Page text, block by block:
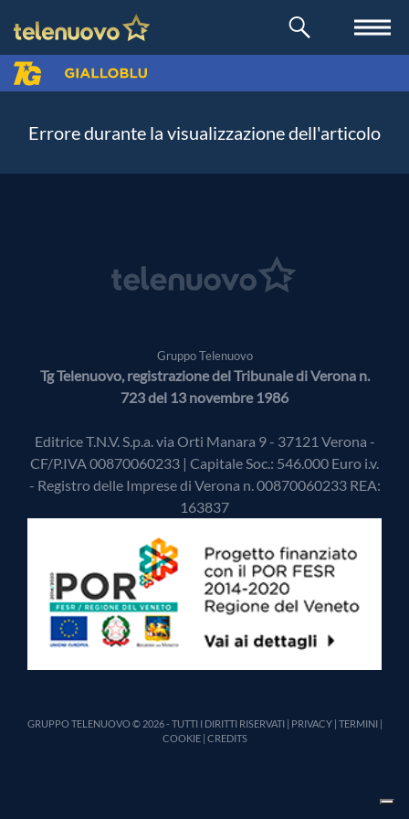
Errore durante la visualizzazione dell'articolo
Gruppo Telenuovo
Tg Telenuovo, registrazione del Tribunale di Verona n.
723 del 13 novembre 1986
Editrice T.N.V. S.p.a. via Orti Manara 9 - 37121 Verona -
CF/P.IVA 00870060233 | Capitale Soc.: 546.000 Euro i.v.
- Registro delle Imprese di Verona n. 00870060233 REA:
163837
GRUPPO TELENUOVO © 2026 - TUTTI I DIRITTI RISERVATI | PRIVACY| TERMINI|
COOKIE| CREDITS